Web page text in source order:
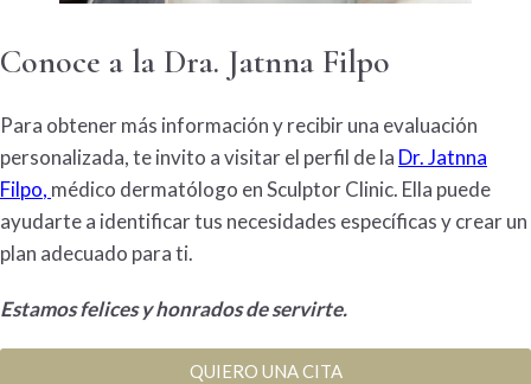
Conoce a la Dra. Jatnna Filpo
Para obtener más información y recibir una evaluación
personalizada, te invito a visitar el perfil de la Dr. Jatnna
Filpo, médico dermatólogo en Sculptor Clinic. Ella puede
ayudarte a identificar tus necesidades específicas y crear un
plan adecuado para ti.
Estamos felices y honrados de servirte.
QUIERO UNA CITA